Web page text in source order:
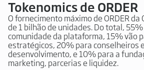
Tokenomics de ORDER
O fornecimento máximo de ORDER
de 1 bilhão de unidades. Do total,
comunidade da plataforma, 15% vão
estratégicos, 20% para conselheiros
desenvolvimento, e 10% para a
marketing, parcerias e liquidez.